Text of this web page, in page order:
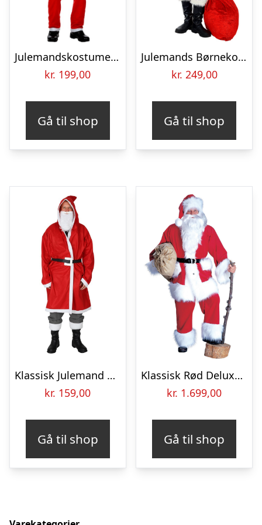
Julemandskostume One-size – 5 dele
kr. 199,00
Gå til shop
Julemands Børnekostume
kr. 249,00
Gå til shop
Klassisk Julemand Kostume
kr. 159,00
Gå til shop
Klassisk Rød Deluxe Julemandskostume
kr. 1.699,00
Gå til shop